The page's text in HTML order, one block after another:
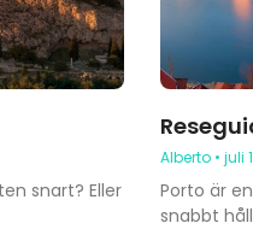
snart? Eller
Alberto juli
Porto är
snabbt